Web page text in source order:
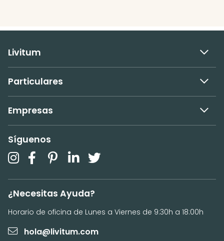
Livitum
Particulares
Empresas
Síguenos
¿Necesitas Ayuda?
Horario de oficina de Lunes a Viernes de 9:30h a 18:00h
hola@livitum.com